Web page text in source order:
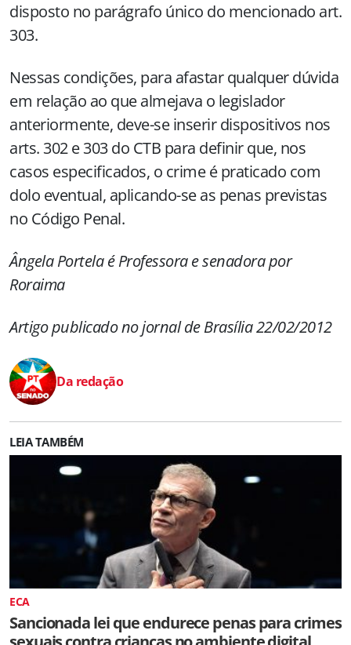
disposto no parágrafo único do mencionado art.
303.
Nessas condições, para afastar qualquer dúvida
em relação ao que almejava o legislador
anteriormente, deve-se inserir dispositivos nos
arts. 302 e 303 do CTB para definir que, nos
casos especificados, o crime é praticado com
dolo eventual, aplicando-se as penas previstas
no Código Penal.
Ângela Portela é Professora e senadora por
Roraima
Artigo publicado no jornal de Brasília 22/02/2012
Da redação
LEIA TAMBÉM
ECA
Sancionada lei que endurece penas para crimes